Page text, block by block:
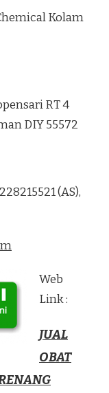
Kolam
RT 4
DIY 55572
(AS),
Web
Link :
JUAL
OBAT